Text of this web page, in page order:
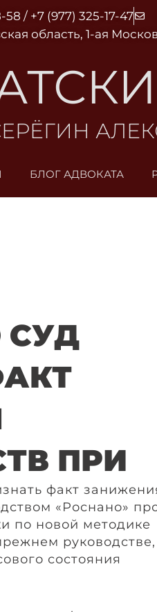
58 / +7 (977) 325-17-47
область, 1-ая
БЛОГ АДВОКАТА
СУД
ПРИ
факт
«Роснано»
по новой методике
руководстве,
состояния